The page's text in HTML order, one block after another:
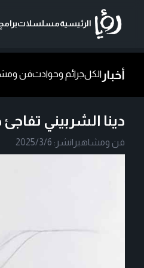
الرئيسيةمسلسلاتبرامج
أخبار الكلجرائم وحوادثفن
دينا الشربيني
فن ومشاهير |نشر: 2025/3/6